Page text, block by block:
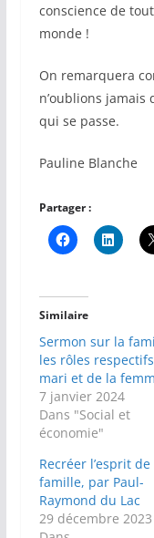
conscience de
monde !
On remarquera
n’oublions
qui se passe.
Pauline Blanche
Partager :
Similaire
Sermon sur la
les rôles
mari et de la
7 janvier 2024
Dans "Social et
économie"
Recréer l’esprit de
famille, par Paul-
Raymond du Lac
29 décembre 2023